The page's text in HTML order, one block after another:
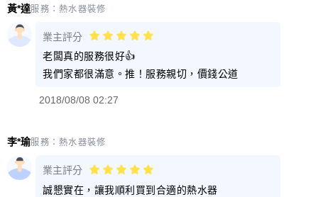
黃*達服務：熱水器裝修
業主評分
老闆真的服務很好👍
我們家都很滿意。推！服務親切，價錢公道
2018/08/08 02:27
李*瑜服務：熱水器裝修
業主評分
誠懇實在，讓我順利買到合適的熱水器